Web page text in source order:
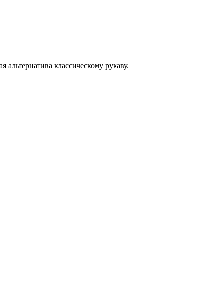
классическому рукаву.